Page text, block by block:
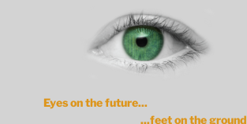
Eyes on the future...
...feet on the ground